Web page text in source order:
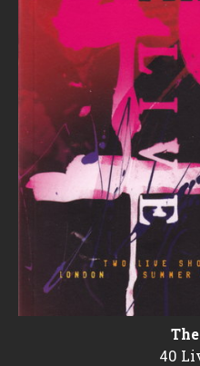
40